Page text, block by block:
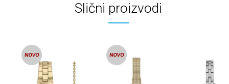
Slični proizvodi